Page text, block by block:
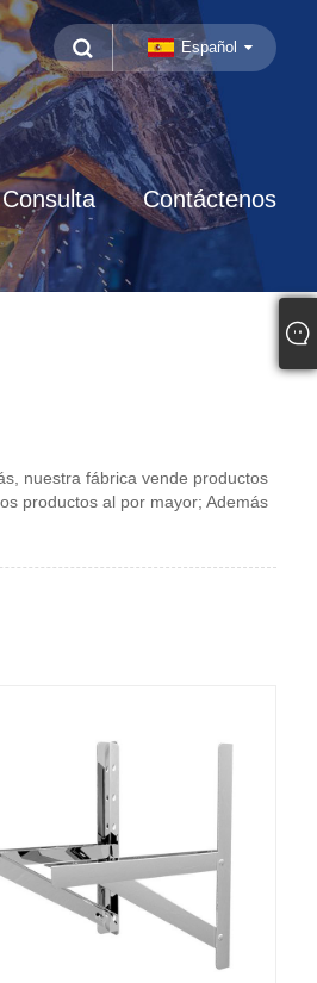
Español
Contáctenos
nuestra fábrica vende productos
productos al por mayor; Además